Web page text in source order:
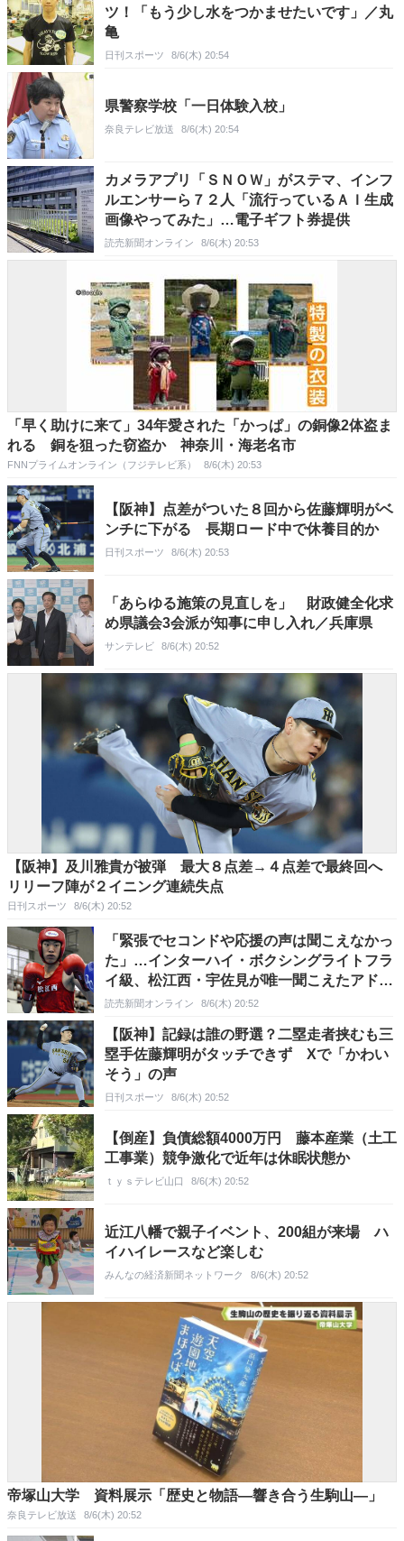
ツ！「もう少し水をつかませたいです」／丸
亀
日刊スポーツ 8/6(木) 20:54
県警察学校「一日体験入校」
奈良テレビ放送 8/6(木) 20:54
カメラアプリ「ＳＮＯＷ」がステマ、インフ
ルエンサーら７２人「流行っているＡＩ生成
画像やってみた」…電子ギフト券提供
読売新聞オンライン 8/6(木) 20:53
「早く助けに来て」34年愛された「かっぱ」の銅像2体盗ま
れる 銅を狙った窃盗か 神奈川・海老名市
FNNプライムオンライン（フジテレビ系） 8/6(木) 20:53
【阪神】点差がついた８回から佐藤輝明がベ
ンチに下がる 長期ロード中で休養目的か
日刊スポーツ 8/6(木) 20:53
「あらゆる施策の見直しを」 財政健全化求
め県議会3会派が知事に申し入れ／兵庫県
サンテレビ 8/6(木) 20:52
【阪神】及川雅貴が被弾 最大８点差→４点差で最終回へ
リリーフ陣が２イニング連続失点
日刊スポーツ 8/6(木) 20:52
「緊張でセコンドや応援の声は聞こえなかっ
た」…インターハイ・ボクシングライトフラ
イ級、松江西・宇佐見が唯一聞こえたアドバ
イスを武器に初戦突破
読売新聞オンライン 8/6(木) 20:52
【阪神】記録は誰の野選？二塁走者挟むも三
塁手佐藤輝明がタッチできず Xで「かわい
そう」の声
日刊スポーツ 8/6(木) 20:52
【倒産】負債総額4000万円 藤本産業（土工
工事業）競争激化で近年は休眠状態か
ｔｙｓテレビ山口 8/6(木) 20:52
近江八幡で親子イベント、200組が来場 ハ
イハイレースなど楽しむ
みんなの経済新聞ネットワーク 8/6(木) 20:52
帝塚山大学 資料展示「歴史と物語―響き合う生駒山―」
奈良テレビ放送 8/6(木) 20:52